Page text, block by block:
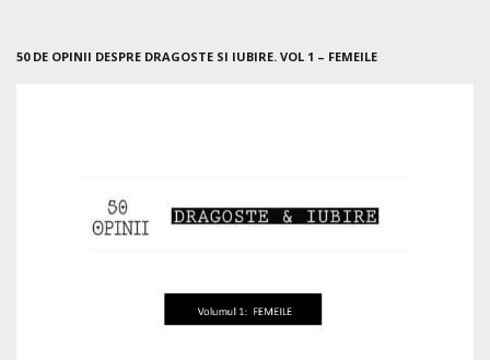
50 DE OPINII DESPRE DRAGOSTE SI IUBIRE. VOL 1 – FEMEILE